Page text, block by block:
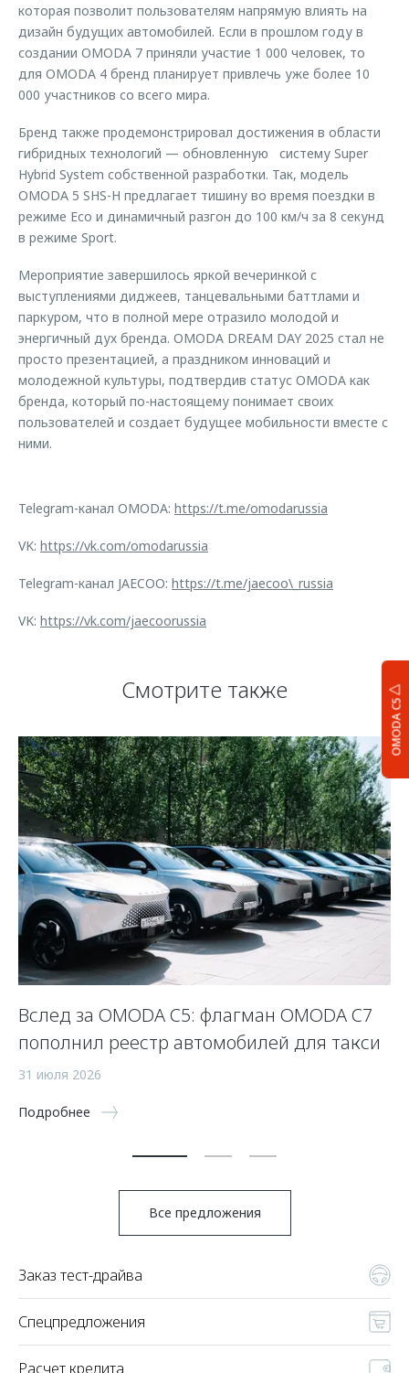
OMODA C5
которая позволит пользователям напрямую влиять на
дизайн будущих автомобилей. Если в прошлом году в
создании OMODA 7 приняли участие 1 000 человек, то
для OMODA 4 бренд планирует привлечь уже более 10
000 участников со всего мира.
Бренд также продемонстрировал достижения в области
гибридных технологий — обновленную систему Super
Hybrid System собственной разработки. Так, модель
OMODA 5 SHS-H предлагает тишину во время поездки в
режиме Eco и динамичный разгон до 100 км/ч за 8 секунд
в режиме Sport.
Мероприятие завершилось яркой вечеринкой с
выступлениями диджеев, танцевальными баттлами и
паркуром, что в полной мере отразило молодой и
энергичный дух бренда. OMODA DREAM DAY 2025 стал не
просто презентацией, а праздником инноваций и
молодежной культуры, подтвердив статус OMODA как
бренда, который по-настоящему понимает своих
пользователей и создает будущее мобильности вместе с
ними.
Telegram-канал OMODA: https://t.me/omodarussia
VK: https://vk.com/omodarussia
Telegram-канал JAECOO: https://t.me/jaecoo\_russia
VK: https://vk.com/jaecoorussia
Смотрите также
Вслед за OMODA C5: флагман OMODA C7
пополнил реестр автомобилей для такси
31 июля 2026
Подробнее
Все предложения
Заказ тест-драйва
Спецпредложения
Расчет кредита